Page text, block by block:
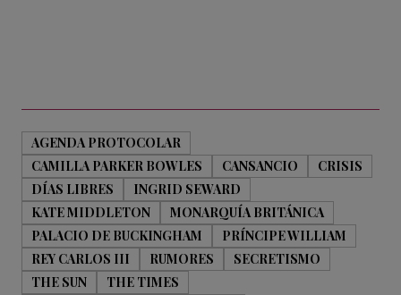
AGENDA PROTOCOLAR
CAMILLA PARKER BOWLES
CANSANCIO
CRISIS
DÍAS LIBRES
INGRID SEWARD
KATE MIDDLETON
MONARQUÍA BRITÁNICA
PALACIO DE BUCKINGHAM
PRÍNCIPE WILLIAM
REY CARLOS III
RUMORES
SECRETISMO
THE SUN
THE TIMES